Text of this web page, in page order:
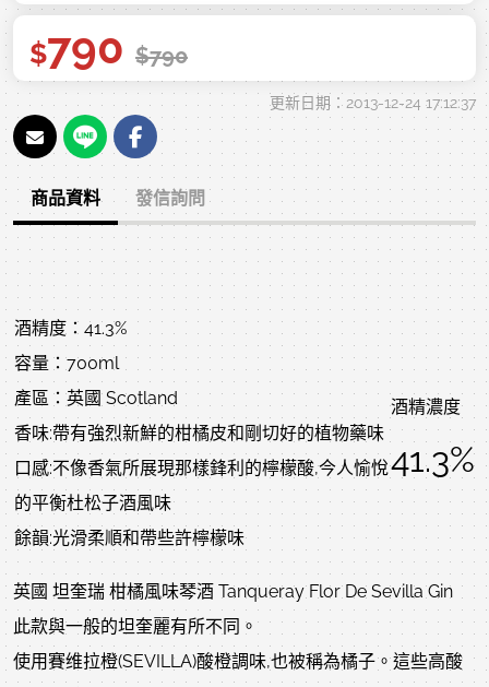
$790 $790
更新日期：2013-12-24 17:12:37
商品資料 發信詢問
酒精度：41.3%
容量：700ml
產區：英國 Scotland
香味:帶有強烈新鮮的柑橘皮和剛切好的植物藥味
口感:不像香氣所展現那樣鋒利的檸檬酸,今人愉悅
的平衡杜松子酒風味
餘韻:光滑柔順和帶些許檸檬味
酒精濃度
41.3%
英國 坦奎瑞 柑橘風味琴酒 Tanqueray Flor De Sevilla Gin
此款與一般的坦奎麗有所不同。
使用賽维拉橙(SEVILLA)酸橙調味,也被稱為橘子。這些高酸